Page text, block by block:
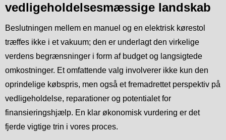
vedligeholdelsesmæssige landskab
Beslutningen mellem en manuel og en elektrisk kørestol
træffes ikke i et vakuum; den er underlagt den virkelige
verdens begrænsninger i form af budget og langsigtede
omkostninger. Et omfattende valg involverer ikke kun den
oprindelige købspris, men også et fremadrettet perspektiv på
vedligeholdelse, reparationer og potentialet for
finansieringshjælp. En klar økonomisk vurdering er det
fjerde vigtige trin i vores proces.